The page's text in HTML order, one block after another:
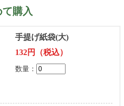
購入
手提げ紙袋(大)
132円（税込）
数量：